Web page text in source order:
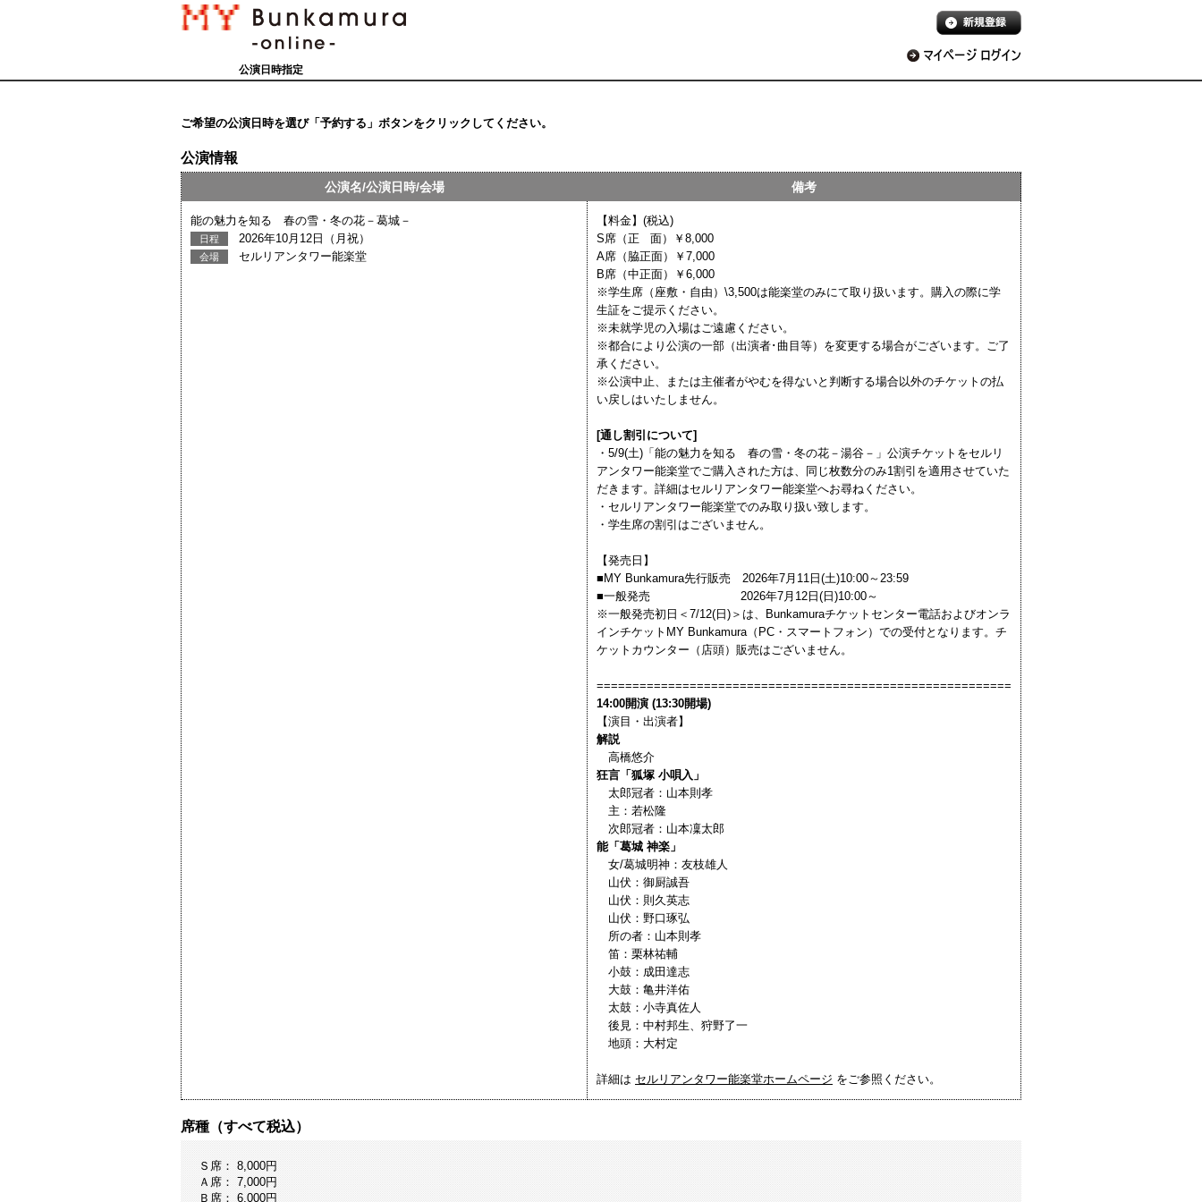
公演日時指定
ご希望の公演日時を選び「予約する」ボタンをクリックしてください。
公演情報
公演名/公演日時/会場 備考
能の魅力を知る 春の雪・冬の花－葛城－
日程 2026年10月12日（月祝）
会場 セルリアンタワー能楽堂
【料金】(税込)
S席（正 面）￥8,000
A席（脇正面）￥7,000
B席（中正面）￥6,000
※学生席（座敷・自由）\3,500は能楽堂のみにて取り扱います。購入の際に学
生証をご提示ください。
※未就学児の入場はご遠慮ください。
※都合により公演の一部（出演者･曲目等）を変更する場合がございます。ご了
承ください。
※公演中止、または主催者がやむを得ないと判断する場合以外のチケットの払
い戻しはいたしません。
[通し割引について]
・5/9(土)「能の魅力を知る 春の雪・冬の花－湯谷－」公演チケットをセルリ
アンタワー能楽堂でご購入された方は、同じ枚数分のみ1割引を適用させていた
だきます。詳細はセルリアンタワー能楽堂へお尋ねください。
・セルリアンタワー能楽堂でのみ取り扱い致します。
・学生席の割引はございません。
【発売日】
■MY Bunkamura先行販売 2026年7月11日(土)10:00～23:59
■一般発売 2026年7月12日(日)10:00～
※一般発売初日＜7/12(日)＞は、Bunkamuraチケットセンター電話およびオンラ
インチケットMY Bunkamura（PC・スマートフォン）での受付となります。チ
ケットカウンター（店頭）販売はございません。
==========================================================
14:00開演 (13:30開場)
【演目・出演者】
解説
高橋悠介
狂言「狐塚 小唄入」
太郎冠者：山本則孝
主：若松隆
次郎冠者：山本凜太郎
能「葛城 神楽」
女/葛城明神：友枝雄人
山伏：御厨誠吾
山伏：則久英志
山伏：野口琢弘
所の者：山本則孝
笛：栗林祐輔
小鼓：成田達志
大鼓：亀井洋佑
太鼓：小寺真佐人
後見：中村邦生、狩野了一
地頭：大村定
詳細は セルリアンタワー能楽堂ホームページ をご参照ください。
席種（すべて税込）
Ｓ席： 8,000円
Ａ席： 7,000円
Ｂ席： 6,000円